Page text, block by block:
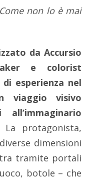
non lo è mai
da Accursio
e colorist
esperienza nel
viaggio visivo
La protagonista,
dimensioni
tramite portali
botole – che